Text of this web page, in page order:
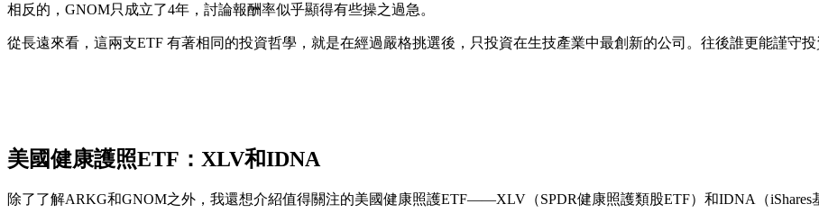
相反的，GNOM只成立了4年，討論報酬率似乎顯得有些操之過急。
從長遠來看，這兩支ETF 有著相同的投資哲學，就是在經過嚴格挑選後，只投資在生技產業中最創新的公司。往後誰更能謹守
美國健康護照ETF：XLV和IDNA
除了了解ARKG和GNOM之外，我還想介紹值得關注的美國健康照護ETF——XLV（SPDR健康照護類股ETF）和IDNA（iShares